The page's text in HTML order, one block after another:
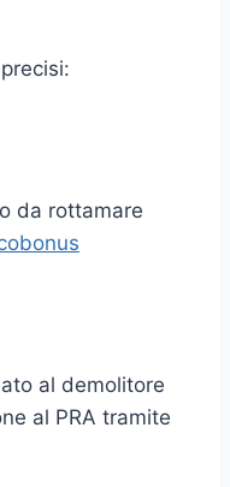
da rottamare
al demolitore
al PRA tramite